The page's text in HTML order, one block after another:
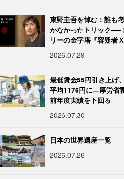
東野圭吾を悼む：誰も
かなかったトリック──
リーの金字塔『容疑者
2026.07.29
最低賃金55円引き上げ
平均1176円に―厚労省
前年度実績を下回る
2026.07.30
日本の世界遺産一覧
2026.07.26